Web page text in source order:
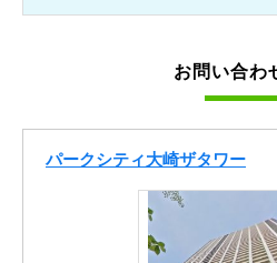
お問い合わ
パークシティ大崎ザタワー